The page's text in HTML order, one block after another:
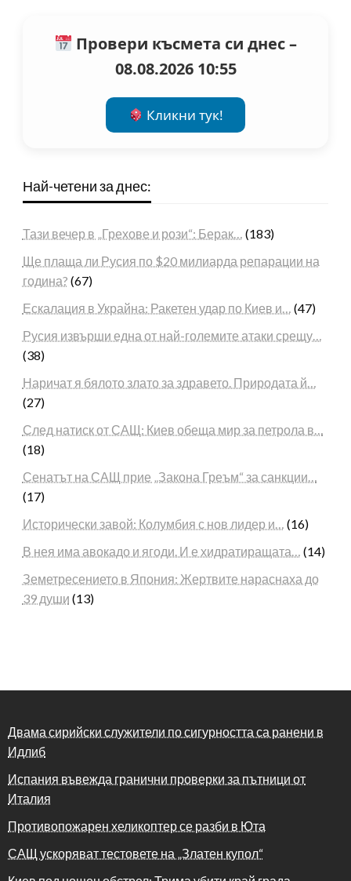
Провери късмета си днес –
08.08.2026 10:55
Кликни тук!
Най-четени за днес:
Тази вечер в „Грехове и рози“: Берак… (183)
Ще плаща ли Русия по $20 милиарда репарации на
година? (67)
Ескалация в Украйна: Ракетен удар по Киев и… (47)
Русия извърши една от най-големите атаки срещу…
(38)
Наричат я бялото злато за здравето. Природата й…
(27)
След натиск от САЩ: Киев обеща мир за петрола в…
(18)
Сенатът на САЩ прие „Закона Греъм“ за санкции…
(17)
Исторически завой: Колумбия с нов лидер и… (16)
В нея има авокадо и ягоди. И е хидратиращата… (14)
Земетресението в Япония: Жертвите нараснаха до
39 души (13)
Двама сирийски служители по сигурността са ранени в
Идлиб
Испания въвежда гранични проверки за пътници от
Италия
Противопожарен хеликоптер се разби в Юта
САЩ ускоряват тестовете на „Златен купол“